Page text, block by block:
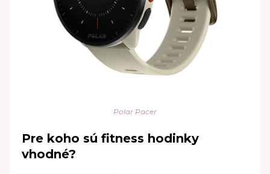
Polar Pacer
Pre koho sú fitness hodinky
vhodné?